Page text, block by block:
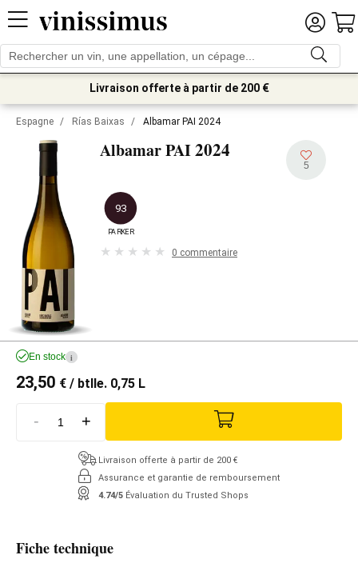
Livraison offerte à partir de 200 €
Espagne / Rías Baixas / Albamar PAI 2024
Albamar PAI2024
5
93
PARKER
0 commentaire
En stock i
23,50 € / btlle. 0,75 L
- +
Livraison offerte à partir de 200 €
Assurance et garantie de remboursement
4.74/5 Évaluation du Trusted Shops
Fiche technique